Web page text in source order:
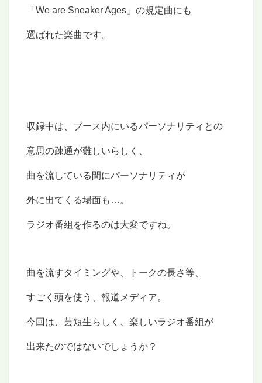
「 We are Sneaker Ages 」の規定曲にも
選ばれた楽曲です。
収録中は、ブース内にいるパーソナリティとの
意思の疎通が難しいらしく、
曲を流している間にパーソナリティが
外に出てくる場面も…。
ラジオ番組を作るのは大変ですね。
曲を流すタイミングや、トークの長さ等、
すごく頭を使う、報道メディア。
今回は、芸短生らしく、楽しいラジオ番組が
出来たのではないでしょうか？